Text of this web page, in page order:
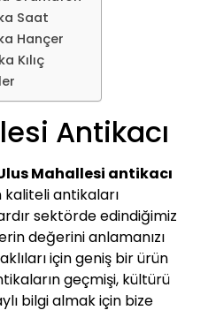
Saat
Hançer
Kılıç
Antikacı
Mahallesi antikacı
antikaları
sektörde edindiğimiz
değerini anlamanızı
için geniş bir ürün
geçmişi, kültürü
bilgi almak için bize